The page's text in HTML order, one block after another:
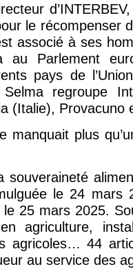
le récompenser
associé à ses
au Parlement
pays de
regroupe
(Italie),
plus
souveraineté
le 24 mars
25 mars 2025.
agriculture,
agricoles… 44
au service des